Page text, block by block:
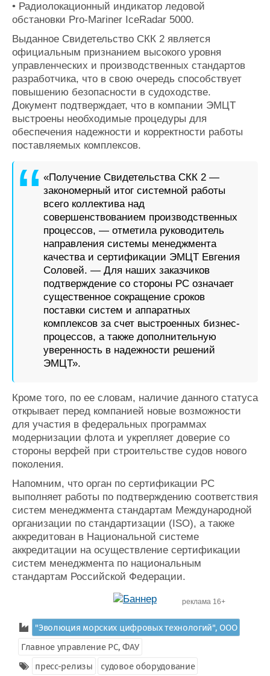
• Радиолокационный индикатор ледовой
обстановки Pro-Mariner IceRadar 5000.
Выданное Свидетельство СКК 2 является
официальным признанием высокого уровня
управленческих и производственных стандартов
разработчика, что в свою очередь способствует
повышению безопасности в судоходстве.
Документ подтверждает, что в компании ЭМЦТ
выстроены необходимые процедуры для
обеспечения надежности и корректности работы
поставляемых комплексов.
«Получение Свидетельства СКК 2 —
закономерный итог системной работы
всего коллектива над
совершенствованием производственных
процессов, — отметила руководитель
направления системы менеджмента
качества и сертификации ЭМЦТ Евгения
Соловей. — Для наших заказчиков
подтверждение со стороны РС означает
существенное сокращение сроков
поставки систем и аппаратных
комплексов за счет выстроенных бизнес-
процессов, а также дополнительную
уверенность в надежности решений
ЭМЦТ».
Кроме того, по ее словам, наличие данного статуса
открывает перед компанией новые возможности
для участия в федеральных программах
модернизации флота и укрепляет доверие со
стороны верфей при строительстве судов нового
поколения.
Напомним, что орган по сертификации РС
выполняет работы по подтверждению соответствия
систем менеджмента стандартам Международной
организации по стандартизации (ISO), а также
аккредитован в Национальной системе
аккредитации на осуществление сертификации
систем менеджмента по национальным
стандартам Российской Федерации.
реклама 16+
"Эволюция морских цифровых технологий", ООО
Главное управление РС, ФАУ
пресс-релизы
судовое оборудование